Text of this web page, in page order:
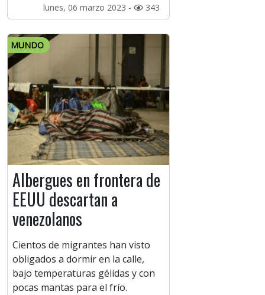
lunes, 06 marzo 2023 - 343
MUNDO
Albergues en frontera de
EEUU descartan a
venezolanos
Cientos de migrantes han visto
obligados a dormir en la calle,
bajo temperaturas gélidas y con
pocas mantas para el frío.